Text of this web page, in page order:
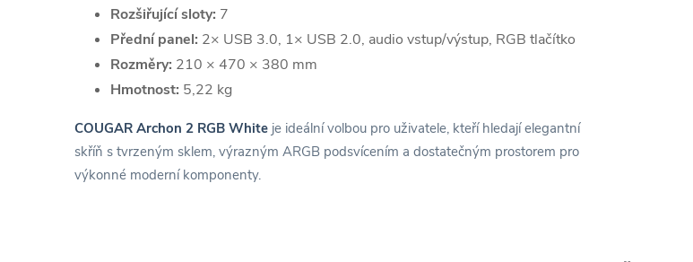
Rozšiřující sloty: 7
Přední panel: 2× USB 3.0, 1× USB 2.0, audio vstup/výstup, RGB tlačítko
Rozměry: 210 × 470 × 380 mm
Hmotnost: 5,22 kg
COUGAR Archon 2 RGB White je ideální volbou pro uživatele, kteří hledají elegantní
skříň s tvrzeným sklem, výrazným ARGB podsvícením a dostatečným prostorem pro
výkonné moderní komponenty.